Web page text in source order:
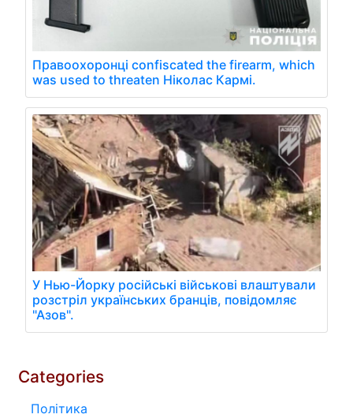
Правоохоронці confiscated the firearm, which
was used to threaten Ніколас Кармі.
У Нью-Йорку російські військові влаштували
розстріл українських бранців, повідомляє
"Азов".
Categories
Політика